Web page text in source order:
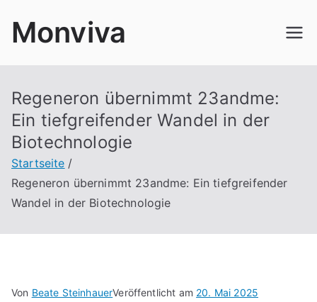
InhaltMonviva
Regeneron übernimmt 23andme:
Ein tiefgreifender Wandel in der
Biotechnologie
Startseite
Regeneron übernimmt 23andme: Ein tiefgreifender
Wandel in der Biotechnologie
Von Beate SteinhauerVeröffentlicht am 20. Mai 2025